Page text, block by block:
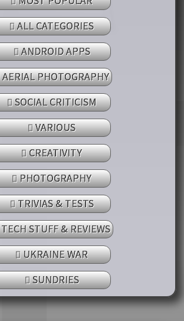
ALL CATEGORIES
ANDROID APPS
AERIAL PHOTOGRAPHY
SOCIAL CRITICISM
VARIOUS
CREATIVITY
PHOTOGRAPHY
TRIVIAS & TESTS
TECH STUFF & REVIEWS
UKRAINE WAR
SUNDRIES